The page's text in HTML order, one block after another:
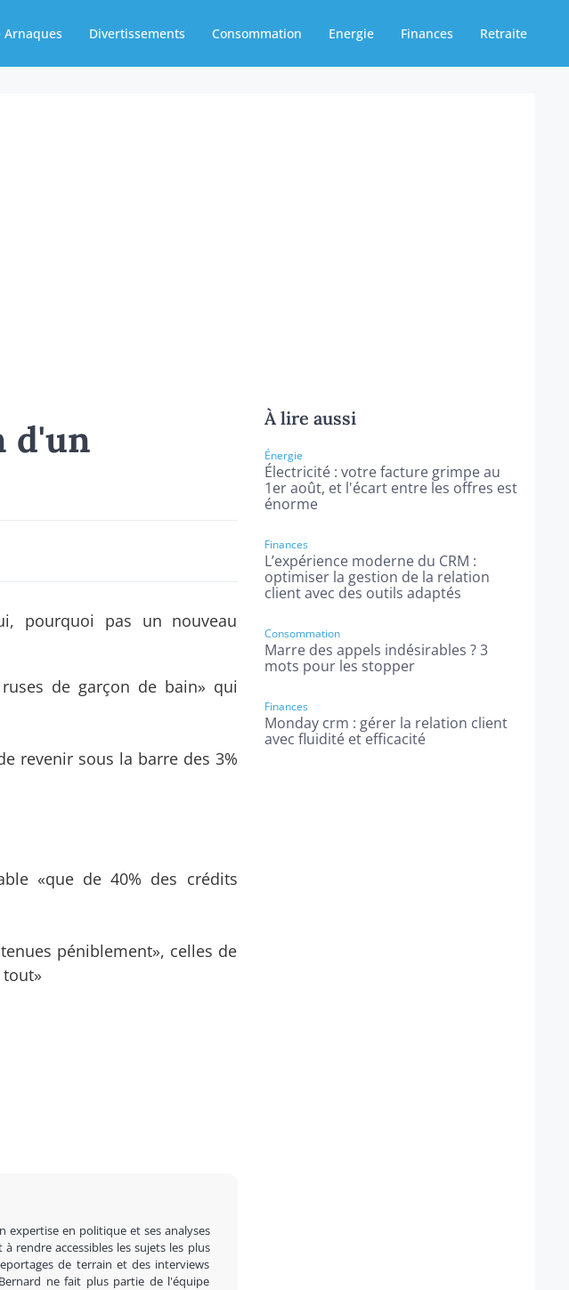
Arnaques Divertissements Consommation Energie Finances Retraite
d'un
pourquoi pas un nouveau
de garçon de bain» qui
revenir sous la barre des 3%
«que de 40% des crédits
péniblement», celles de
expertise en politique et ses analyses
rendre accessibles les sujets les plus
de terrain et des interviews
ne fait plus partie de l'équipe
À lire aussi
Énergie
Électricité : votre facture grimpe au
1er août, et l'écart entre les offres est
énorme
Finances
L’expérience moderne du CRM :
optimiser la gestion de la relation
client avec des outils adaptés
Consommation
Marre des appels indésirables ? 3
mots pour les stopper
Finances
Monday crm : gérer la relation client
avec fluidité et efficacité